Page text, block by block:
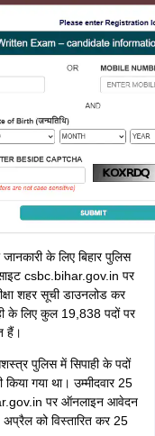
रहेंगे। बिहार पुलिस
तक आयोजित की जाएगी।
बिहार पुलिस कांस्टेबल प्रवेश